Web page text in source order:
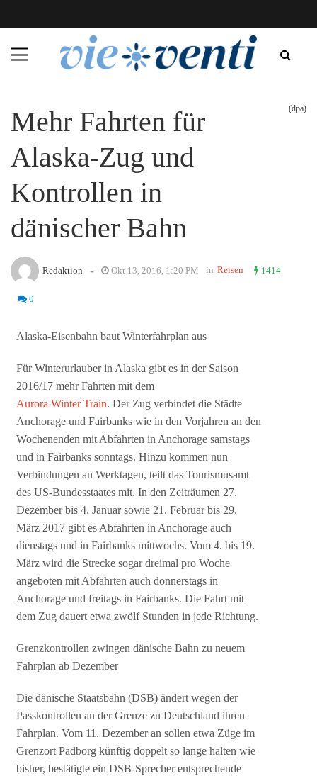
Mehr Fahrten für
Alaska-Zug und
Kontrollen in
dänischer Bahn
(dpa)
Redaktion - Okt 13, 2016, 1:20 PM in Reisen 1414
0
Alaska-Eisenbahn baut Winterfahrplan aus
Für Winterurlauber in Alaska gibt es in der Saison
2016/17 mehr Fahrten mit dem
Aurora Winter Train. Der Zug verbindet die Städte
Anchorage und Fairbanks wie in den Vorjahren an den
Wochenenden mit Abfahrten in Anchorage samstags
und in Fairbanks sonntags. Hinzu kommen nun
Verbindungen an Werktagen, teilt das Tourismusamt
des US-Bundesstaates mit. In den Zeiträumen 27.
Dezember bis 4. Januar sowie 21. Februar bis 29.
März 2017 gibt es Abfahrten in Anchorage auch
dienstags und in Fairbanks mittwochs. Vom 4. bis 19.
März wird die Strecke sogar dreimal pro Woche
angeboten mit Abfahrten auch donnerstags in
Anchorage und freitags in Fairbanks. Die Fahrt mit
dem Zug dauert etwa zwölf Stunden in jede Richtung.
Grenzkontrollen zwingen dänische Bahn zu neuem
Fahrplan ab Dezember
Die dänische Staatsbahn (DSB) ändert wegen der
Passkontrollen an der Grenze zu Deutschland ihren
Fahrplan. Vom 11. Dezember an sollen etwa Züge im
Grenzort Padborg künftig doppelt so lange halten wie
bisher, bestätigte ein DSB-Sprecher entsprechende